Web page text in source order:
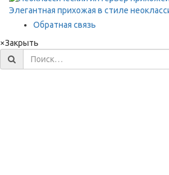
Элегантная прихожая в стиле
Обратная связь
×Закрыть